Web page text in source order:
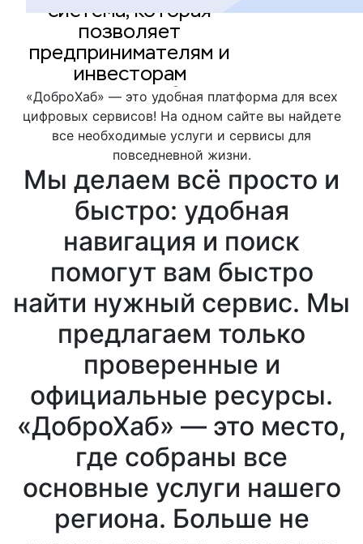
система, которая
позволяет
предпринимателям и
инвесторам
напрямую сообщать
о проблемах, с
которыми они
сталкиваются при
ведении дел, а также
получать
консультации или
помощь от
профильных
ведомств.
«ДоброХаб» — это удобная платформа для всех
цифровых сервисов! На одном сайте вы найдете
все необходимые услуги и сервисы для
повседневной жизни.
Мы делаем всё просто и
быстро: удобная
навигация и поиск
помогут вам быстро
найти нужный сервис. Мы
предлагаем только
проверенные и
официальные ресурсы.
«ДоброХаб» — это место,
где собраны все
основные услуги нашего
региона. Больше не